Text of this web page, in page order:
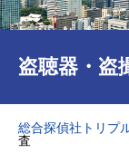
盗聴器・盗
総合探偵社トリプ
査